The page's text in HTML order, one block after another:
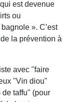
est devenue
ou
». C’est
la prévention à
avec "faire
"Vin diou"
taffu" (pour